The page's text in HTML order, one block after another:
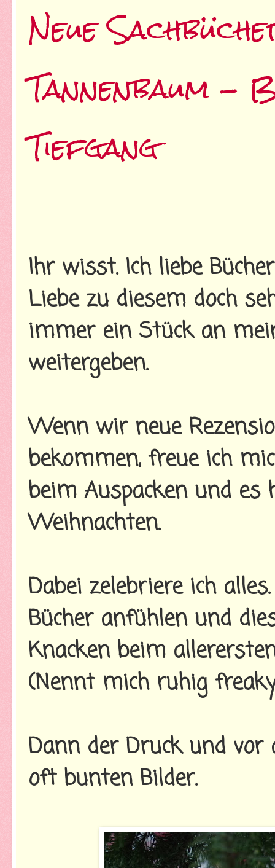
Neue
Tannenbaum -
Tiefgang
Ihr wisst. Ich liebe
Liebe zu diesem doch
immer ein Stück an
weitergeben.
Wenn wir neue
bekommen, freue ich
beim Auspacken und
Weihnachten.
Dabei zelebriere ich
Bücher anfühlen und
Knacken beim
(Nennt mich ruhig
Dann der Druck und
oft bunten Bilder.